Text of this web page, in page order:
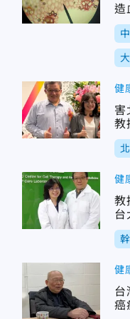
造
健
害
教
健
教
台
健
台
癌